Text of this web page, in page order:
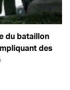
du bataillon
des